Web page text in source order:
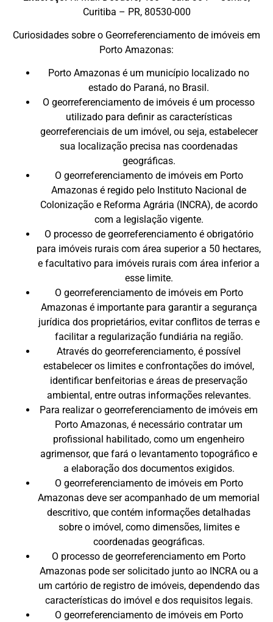
Curitiba – PR, 80530-000
Curiosidades sobre o Georreferenciamento de imóveis em
Porto Amazonas:
Porto Amazonas é um município localizado no
estado do Paraná, no Brasil.
O georreferenciamento de imóveis é um processo
utilizado para definir as características
georreferenciais de um imóvel, ou seja, estabelecer
sua localização precisa nas coordenadas
geográficas.
O georreferenciamento de imóveis em Porto
Amazonas é regido pelo Instituto Nacional de
Colonização e Reforma Agrária (INCRA), de acordo
com a legislação vigente.
O processo de georreferenciamento é obrigatório
para imóveis rurais com área superior a 50 hectares,
e facultativo para imóveis rurais com área inferior a
esse limite.
O georreferenciamento de imóveis em Porto
Amazonas é importante para garantir a segurança
jurídica dos proprietários, evitar conflitos de terras e
facilitar a regularização fundiária na região.
Através do georreferenciamento, é possível
estabelecer os limites e confrontações do imóvel,
identificar benfeitorias e áreas de preservação
ambiental, entre outras informações relevantes.
Para realizar o georreferenciamento de imóveis em
Porto Amazonas, é necessário contratar um
profissional habilitado, como um engenheiro
agrimensor, que fará o levantamento topográfico e
a elaboração dos documentos exigidos.
O georreferenciamento de imóveis em Porto
Amazonas deve ser acompanhado de um memorial
descritivo, que contém informações detalhadas
sobre o imóvel, como dimensões, limites e
coordenadas geográficas.
O processo de georreferenciamento em Porto
Amazonas pode ser solicitado junto ao INCRA ou a
um cartório de registro de imóveis, dependendo das
características do imóvel e dos requisitos legais.
O georreferenciamento de imóveis em Porto